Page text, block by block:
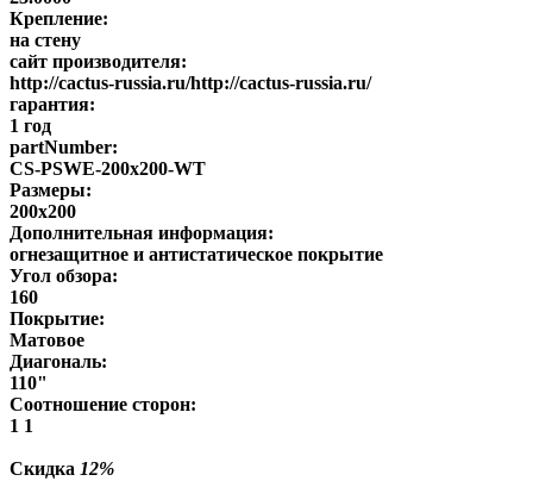
Крепление:
на стену
сайт производителя:
http://cactus-russia.ru/http://cactus-russia.ru/
гарантия:
1 год
partNumber:
CS-PSWE-200x200-WT
Размеры:
200x200
Дополнительная информация:
огнезащитное и антистатическое покрытие
Угол обзора:
160
Покрытие:
Матовое
Диагональ:
110"
Соотношение сторон:
1 1
Скидка 12%